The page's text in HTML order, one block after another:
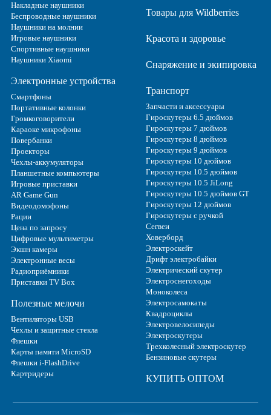
Накладные наушники
Беспроводные наушники
Наушники на молнии
Игровые наушники
Спортивные наушники
Наушники Xiaomi
Электронные устройства
Смартфоны
Портативные колонки
Громкоговорители
Караоке микрофоны
Повербанки
Проекторы
Чехлы-аккумуляторы
Планшетные компьютеры
Игровые приставки
AR Game Gun
Видеодомофоны
Рации
Цена по запросу
Цифровые мультиметры
Экшн камеры
Электронные весы
Радиоприёмники
Приставки TV Box
Полезные мелочи
Вентиляторы USB
Чехлы и защитные стекла
Флешки
Карты памяти MicroSD
Флешки i-FlashDrive
Картридеры
Товары для Wildberries
Красота и здоровье
Снаряжение и экипировка
Транспорт
Запчасти и аксессуары
Гироскутеры 6.5 дюймов
Гироскутеры 7 дюймов
Гироскутеры 8 дюймов
Гироскутеры 9 дюймов
Гироскутеры 10 дюймов
Гироскутеры 10.5 дюймов
Гироскутеры 10.5 JiLong
Гироскутеры 10.5 дюймов GT
Гироскутеры 12 дюймов
Гироскутеры с ручкой
Сегвеи
Ховерборд
Электроскейт
Дрифт электробайки
Электрический скутер
Электроснегоходы
Моноколеса
Электросамокаты
Квадроциклы
Электровелосипеды
Электроскутеры
Трехколесный электроскутер
Бензиновые скутеры
КУПИТЬ ОПТОМ